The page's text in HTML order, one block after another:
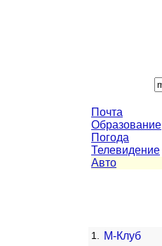
Почта
Образование
Погода
Телевидение
Авто
1. М-Клуб